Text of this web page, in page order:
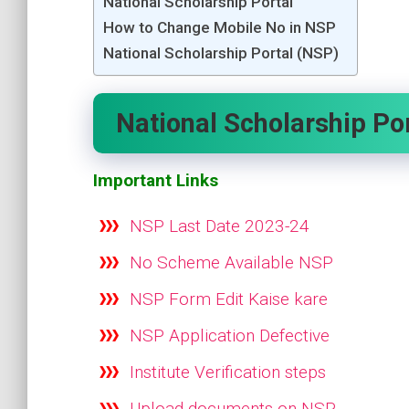
How to Change Mobile No in NSP
National Scholarship Portal (NSP)
National Scholarship
Important Links
NSP Last Date 2023-24
No Scheme Available NSP
NSP Form Edit Kaise kare
NSP Application Defective
Institute Verification steps